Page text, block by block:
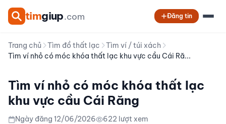
timgiup.com Đăng tin
Trang chủ Tìm đồ thất lạc
Tìm ví / túi xách
Tìm ví nhỏ có móc khóa thất lạc khu vực cầu Cái Ră...
Tìm ví nhỏ có móc khóa thất lạc
khu vực cầu Cái Răng
Ngày đăng 12/06/2026 622 lượt xem